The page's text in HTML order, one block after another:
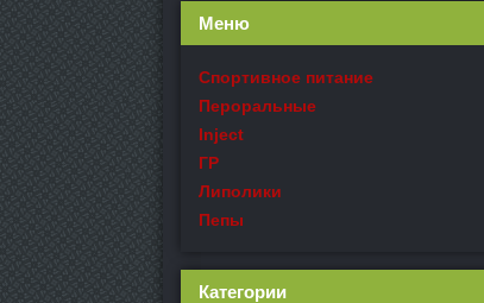
Меню
Спортивное питание
Пероральные
Inject
ГР
Липолики
Пепы
Категории